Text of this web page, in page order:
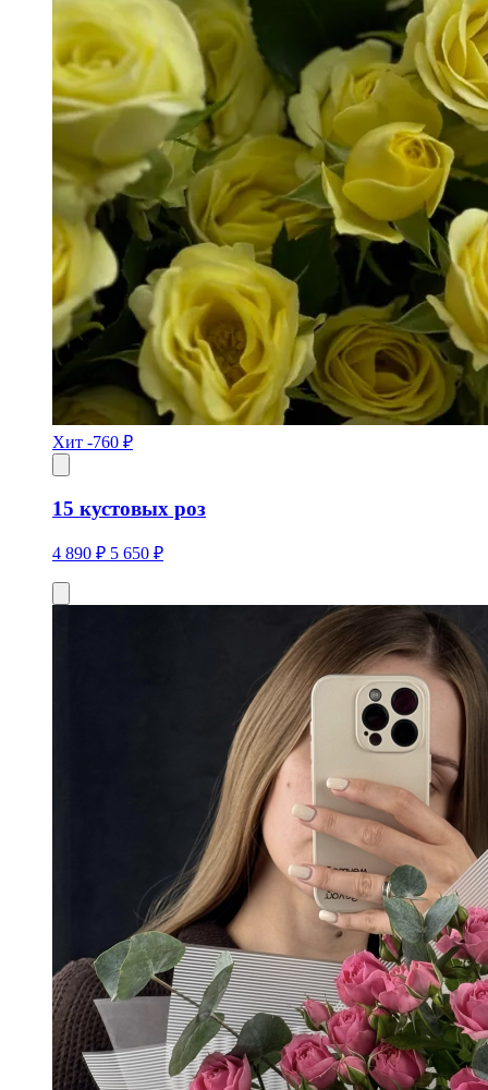
Хит -760 ₽
15 кустовых роз
4 890 ₽ 5 650 ₽